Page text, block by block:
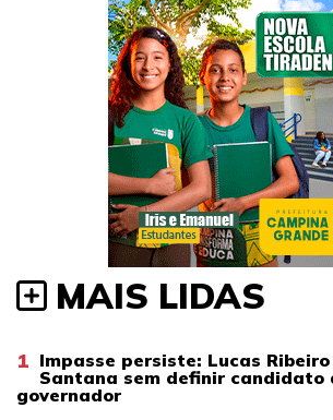
MAIS LIDAS
1 Impasse persiste: Lucas
Santana sem definir candidato
governador